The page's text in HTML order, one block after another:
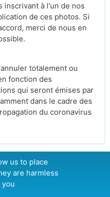
inscrivant à l'un de nos
de ces photos. Si
merci de nous en
totalement ou
fonction des
qui seront émises par
dans le cadre des
du coronavirus
us to place
are harmless
you